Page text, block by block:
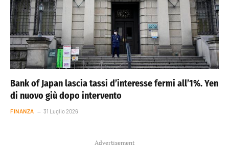
Bank of Japan lascia tassi d’interesse fermi all’1%. Yen
di nuovo giù dopo intervento
FINANZA 31 Luglio 2026
Advertisement